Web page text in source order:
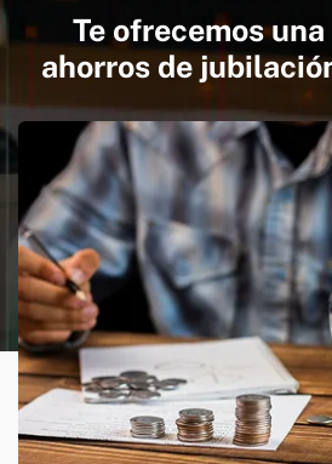
Te ofrecemos
ahorros de